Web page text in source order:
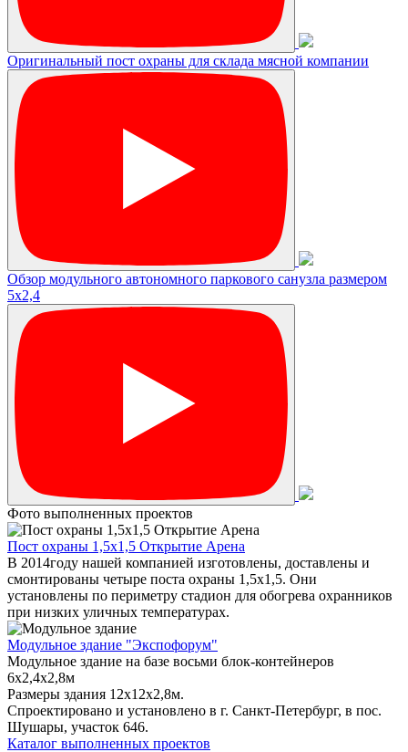
Оригинальный пост охраны для склада мясной компании
Обзор модульного автономного паркового санузла размером
5х2,4
Фото выполненных проектов
Пост охраны 1,5х1,5 Открытие Арена
В 2014году нашей компанией изготовлены, доставлены и
смонтированы четыре поста охраны 1,5х1,5. Они
установлены по периметру стадион для обогрева охранников
при низких уличных температурах.
Модульное здание "Экспофорум"
Модульное здание на базе восьми блок-контейнеров
6x2,4x2,8м
Размеры здания 12х12х2,8м.
Спроектировано и установлено в г. Санкт-Петербург, в пос.
Шушары, участок 646.
Каталог выполненных проектов